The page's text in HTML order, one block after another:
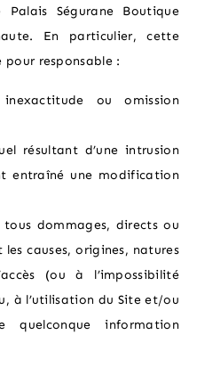
Ségurane Boutique
En particulier, cette
responsable :
ou omission
résultant d’une intrusion
entraîné une modification
dommages, directs ou
les causes, origines, natures
(ou à l’impossibilité
à l’utilisation du Site et/ou
information